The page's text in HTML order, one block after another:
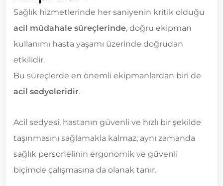
Sağlık hizmetlerinde her saniyenin kritik olduğu
acil müdahale süreçlerinde, doğru ekipman
kullanımı hasta yaşamı üzerinde doğrudan
etkilidir.
Bu süreçlerde en önemli ekipmanlardan biri de
acil sedyeleridir.
Acil sedyesi, hastanın güvenli ve hızlı bir şekilde
taşınmasını sağlamakla kalmaz; aynı zamanda
sağlık personelinin ergonomik ve güvenli
biçimde çalışmasına da olanak tanır.